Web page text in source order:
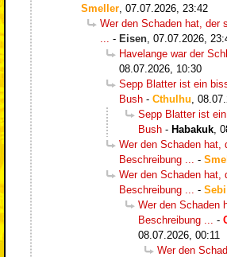
Smeller 07.07.2026, 23:42
Wer den Schaden hat, der
- Eisen 07.07.2026,
Havelange war der
08.07.2026, 10:30
Sepp Blatter ist ein
Bush - Cthulhu
Sepp Blatter ist
Bush - Habakuk
Wer den Schaden hat,
Beschreibung ...
-
Wer den Schaden hat,
Beschreibung ...
- Sebi
Wer den Schaden
Beschreibung ...
-
08.07.2026, 00:11
Wer den